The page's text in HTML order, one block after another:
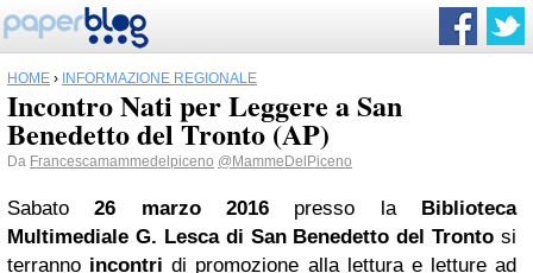
HOME › INFORMAZIONE REGIONALE
Incontro Nati per Leggere a San
Benedetto del Tronto (AP)
Da Francescamammedelpiceno @MammeDelPiceno
Sabato26 marzo 2016 presso la Biblioteca
Multimediale G. Lesca di San Benedetto del Tronto si
terranno incontridi promozione alla lettura e letture ad